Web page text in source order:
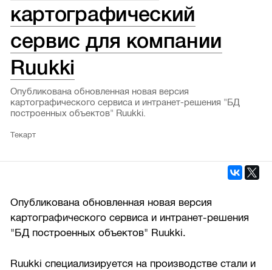
картографический
сервис для компании
Ruukki
Опубликована обновленная новая версия
картографического сервиса и интранет-решения "БД
построенных объектов" Ruukki.
Текарт
Опубликована обновленная новая версия
картографического сервиса и интранет-решения
"БД построенных объектов" Ruukki.
Ruukki специализируется на производстве стали и